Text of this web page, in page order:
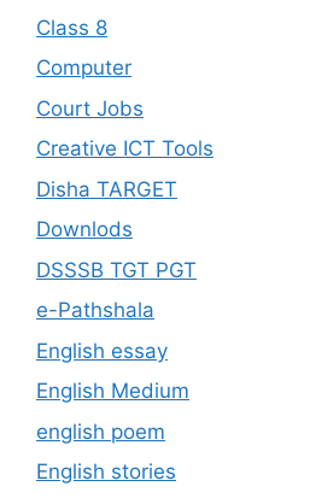
Class 8
Computer
Court Jobs
Creative ICT Tools
Disha TARGET
Downlods
DSSSB TGT PGT
e-Pathshala
English essay
English Medium
english poem
English stories